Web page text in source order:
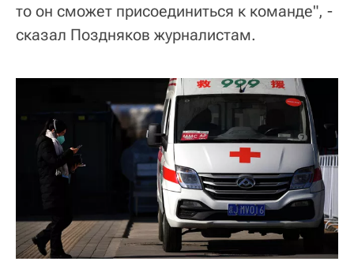
то он сможет присоединиться к команде", -
сказал Поздняков журналистам.